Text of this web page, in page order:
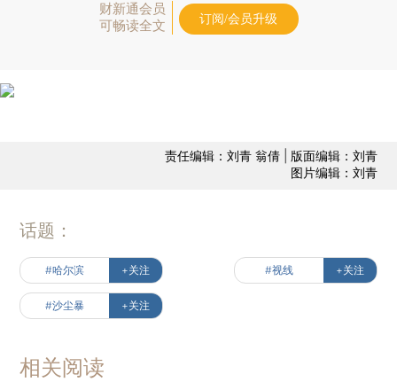
财新通会员
可畅读全文
订阅/会员升级
责任编辑：刘青 翁倩 | 版面编辑：刘青
图片编辑：刘青
话题：
#哈尔滨 +关注 #视线 +关注
#沙尘暴 +关注
相关阅读